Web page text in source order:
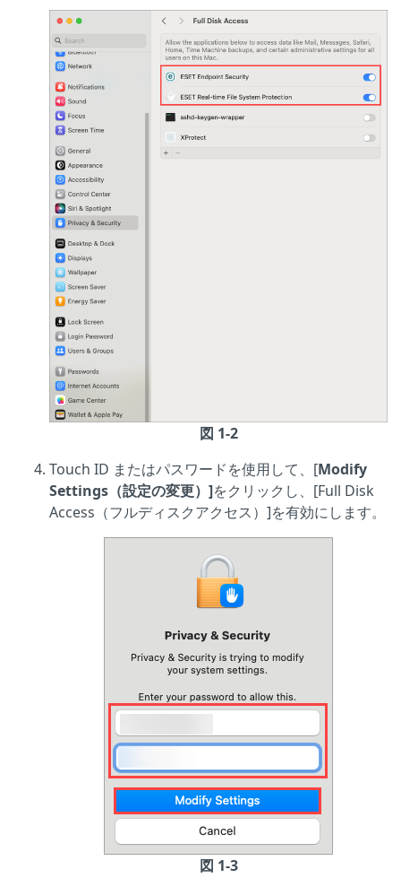
図 1-2
Touch ID またはパスワードを使用して、[Modify
Settings（設定の変更）]をクリックし、[Full Disk
Access（フルディスクアクセス）]を有効にします。
図 1-3